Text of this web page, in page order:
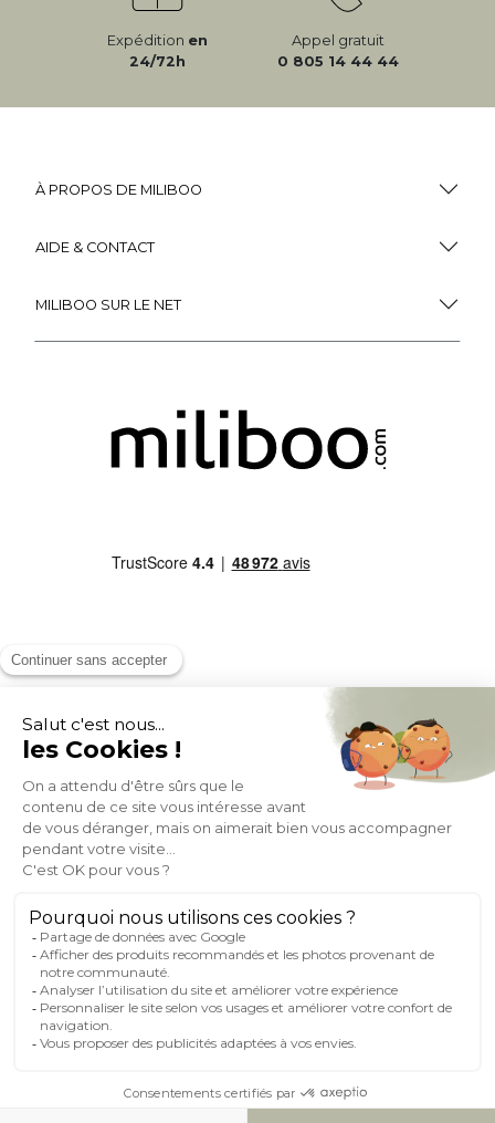
Expédition en
24/72h
Appel gratuit
0 805 14 44 44
À PROPOS DE MILIBOO
AIDE & CONTACT
MILIBOO SUR LE NET
MOYENS DE PAIEMENT
FRANCE
© 2007-2026 Miliboo
Tous droits réservés